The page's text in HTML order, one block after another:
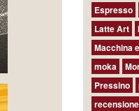
Espresso
Latte Art
Macchina
moka
Pressino